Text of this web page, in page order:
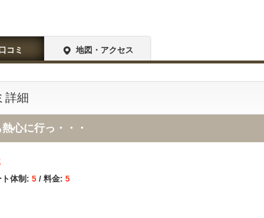
コミ 地図・アクセス
詳細
心に行っ・・・
体制: 5 / 料金: 5